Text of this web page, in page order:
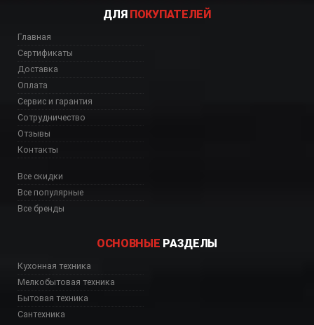
цена, Астана,
ДЛЯ ПОКУПАТЕЛЕЙ
Главная
Сертификаты
Доставка
Оплата
Сервис и гарантия
Сотрудничество
Отзывы
Контакты
Все скидки
Все популярные
Все бренды
ОСНОВНЫЕ РАЗДЕЛЫ
Кухонная техника
Мелкобытовая техника
Бытовая техника
Сантехника